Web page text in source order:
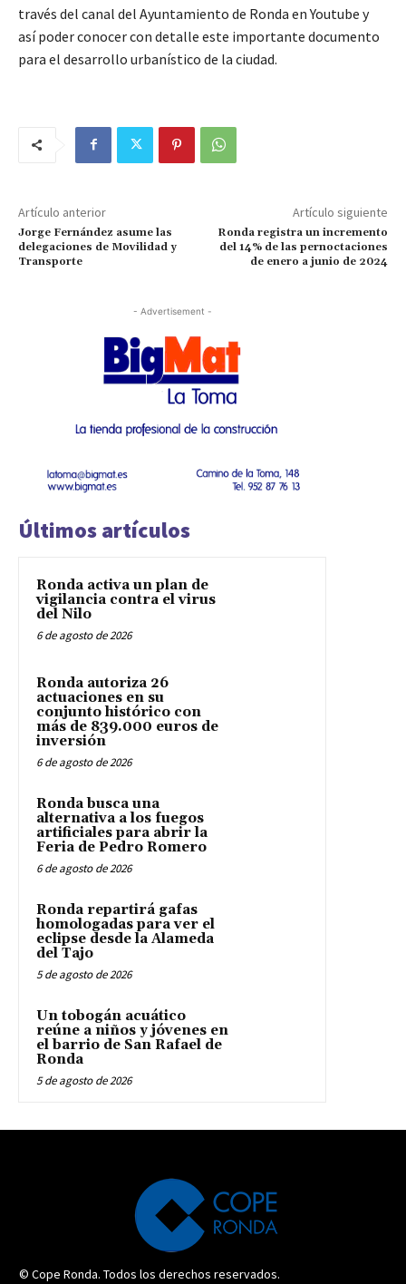
través del canal del Ayuntamiento de Ronda en Youtube y
así poder conocer con detalle este importante documento
para el desarrollo urbanístico de la ciudad.
Artículo anterior
Jorge Fernández asume las
delegaciones de Movilidad y
Transporte
Artículo siguiente
Ronda registra un incremento
del 14% de las pernoctaciones
de enero a junio de 2024
- Advertisement -
Últimos artículos
Ronda activa un plan de
vigilancia contra el virus
del Nilo
6 de agosto de 2026
Ronda autoriza 26
actuaciones en su
conjunto histórico con
más de 839.000 euros de
inversión
6 de agosto de 2026
Ronda busca una
alternativa a los fuegos
artificiales para abrir la
Feria de Pedro Romero
6 de agosto de 2026
Ronda repartirá gafas
homologadas para ver el
eclipse desde la Alameda
del Tajo
5 de agosto de 2026
Un tobogán acuático
reúne a niños y jóvenes en
el barrio de San Rafael de
Ronda
5 de agosto de 2026
© Cope Ronda. Todos los derechos reservados.